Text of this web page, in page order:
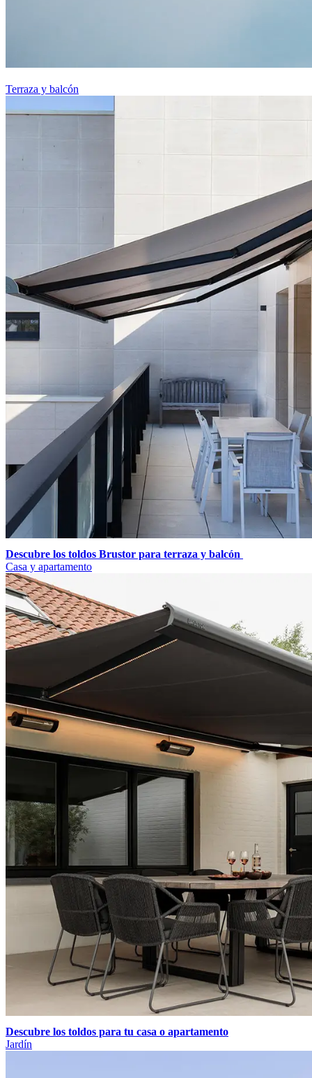
Terraza y balcón
Descubre los toldos Brustor para terraza y balcón
Casa y apartamento
Descubre los toldos para tu casa o apartamento
Jardín